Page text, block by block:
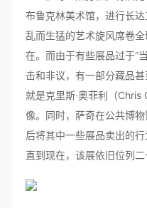
布鲁克林美术馆，进行长
乱而生猛的艺术旋风席卷
在。而由于有些展品过于“
击和非议，有一部分藏品
就是克里斯·奥菲利（
像。同时，萨奇在公共博
后将其中一些展品卖出的
直到现在，该展依旧位列